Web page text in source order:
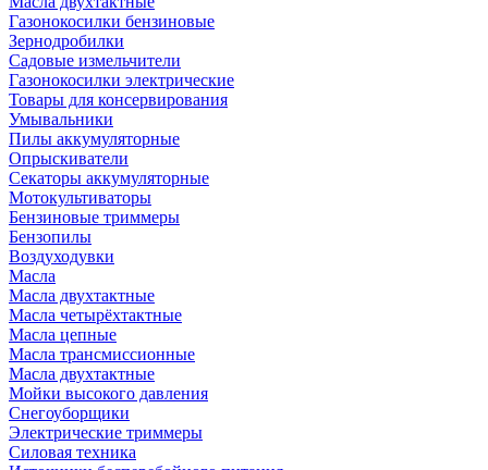
Газонокосилки бензиновые
Зернодробилки
Садовые измельчители
Газонокосилки электрические
Товары для консервирования
Умывальники
Пилы аккумуляторные
Опрыскиватели
Секаторы аккумуляторные
Мотокультиваторы
Бензиновые триммеры
Бензопилы
Воздуходувки
Масла
Масла двухтактные
Масла четырёхтактные
Масла цепные
Масла трансмиссионные
Масла двухтактные
Мойки высокого давления
Снегоуборщики
Электрические триммеры
Силовая техника